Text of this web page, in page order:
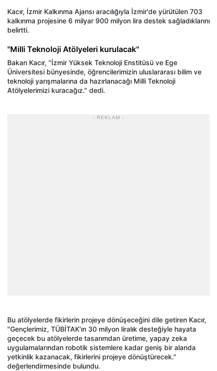
Kacır, İzmir Kalkınma Ajansı aracılığıyla İzmir'de yürütülen 703
kalkınma projesine 6 milyar 900 milyon lira destek sağladıklarını
belirtti.
"Milli Teknoloji Atölyeleri kurulacak"
Bakan Kacır, "İzmir Yüksek Teknoloji Enstitüsü ve Ege
Üniversitesi bünyesinde, öğrencilerimizin uluslararası bilim ve
teknoloji yarışmalarına da hazırlanacağı Milli Teknoloji
Atölyelerimizi kuracağız." dedi.
- REKLAM -
Bu atölyelerde fikirlerin projeye dönüşeceğini dile getiren Kacır,
"Gençlerimiz, TÜBİTAK'ın 30 milyon liralık desteğiyle hayata
geçecek bu atölyelerde tasarımdan üretime, yapay zeka
uygulamalarından robotik sistemlere kadar geniş bir alanda
yetkinlik kazanacak, fikirlerini projeye dönüştürecek."
değerlendirmesinde bulundu.